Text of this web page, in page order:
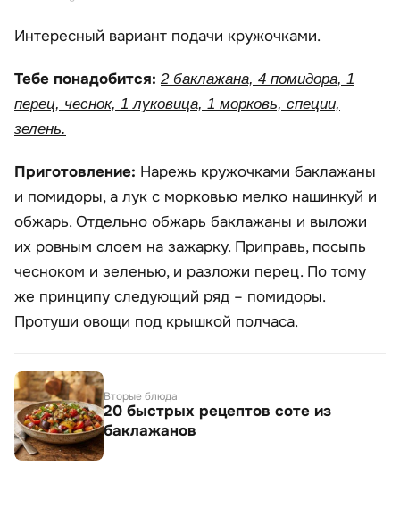
Интересный вариант подачи кружочками.
Тебе понадобится: 2 баклажана, 4 помидора, 1
перец, чеснок, 1 луковица, 1 морковь, специи,
зелень.
Приготовление: Нарежь кружочками баклажаны
и помидоры, а лук с морковью мелко нашинкуй и
обжарь. Отдельно обжарь баклажаны и выложи
их ровным слоем на зажарку. Приправь, посыпь
чесноком и зеленью, и разложи перец. По тому
же принципу следующий ряд – помидоры.
Протуши овощи под крышкой полчаса.
Вторые блюда
20 быстрых рецептов соте из
баклажанов